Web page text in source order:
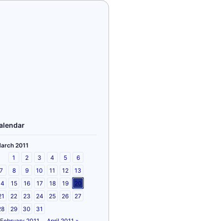
2011
1
2 3 4 5
6
7
8 9 10 11 12
13
15 16 17 18 19
20
22 23 24 25 26
27
29 30
31